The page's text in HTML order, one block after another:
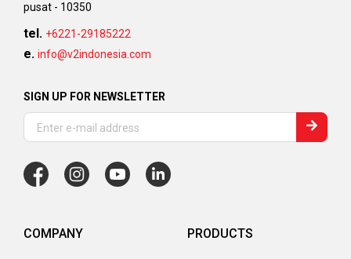
pusat - 10350
tel. +6221-29185222
e. info@v2indonesia.com
SIGN UP FOR NEWSLETTER
COMPANY PRODUCTS